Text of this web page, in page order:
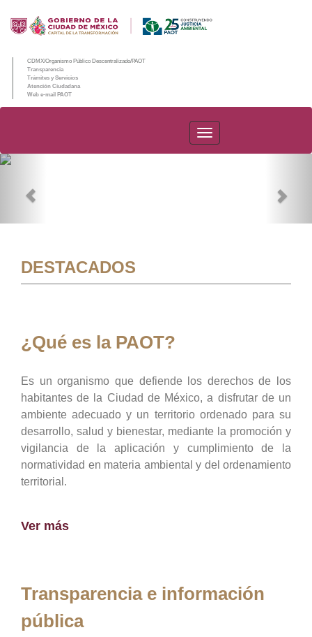
CDMX/Organismo Público Descentralizado/PAOT
Transparencia
Trámites y Servicios
Atención Ciudadana
Web e-mail PAOT
PAOT
DESTACADOS
¿Qué es la PAOT?
Es un organismo que defiende los derechos de los
habitantes de la Ciudad de México, a disfrutar de un
ambiente adecuado y un territorio ordenado para su
desarrollo, salud y bienestar, mediante la promoción y
vigilancia de la aplicación y cumplimiento de la
normatividad en materia ambiental y del ordenamiento
territorial.
Ver más
Transparencia e información
pública